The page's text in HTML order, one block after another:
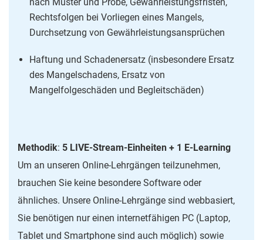
Rechtsfolgen bei Vorliegen eines Mangels,
Durchsetzung von Gewährleistungsansprüchen
Haftung und Schadenersatz (insbesondere Ersatz
des Mangelschadens, Ersatz von
Mangelfolgeschäden und Begleitschäden)
Methodik: 5 LIVE-Stream-Einheiten + 1 E-Learning
Um an unseren Online-Lehrgängen teilzunehmen,
brauchen Sie keine besondere Software oder
ähnliches. Unsere Online-Lehrgänge sind webbasiert,
Sie benötigen nur einen internetfähigen PC (Laptop,
Tablet und Smartphone sind auch möglich) sowie